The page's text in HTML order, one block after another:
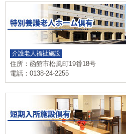
介護老人福祉施設
住所：函館市松風町19番18号
電話：0138-24-2255